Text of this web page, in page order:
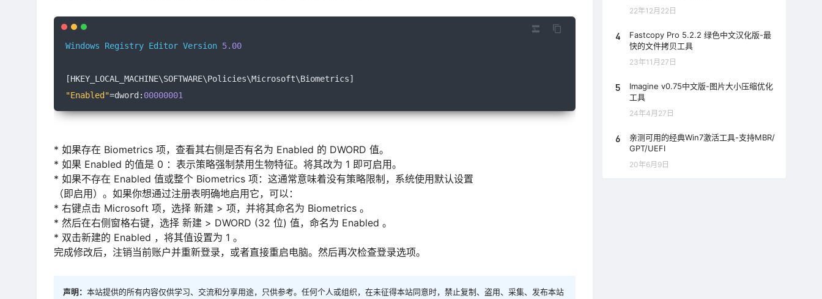
Windows Registry Editor Version 5.00
[HKEY_LOCAL_MACHINE\SOFTWARE\Policies\Microsoft\Biometrics]
"Enabled"=dword : 00000001
* 如果存在 Biometrics 项，查看其右侧是否有名为 Enabled 的 DWORD 值。
* 如果 Enabled 的值是 0 ：表⽰策略强制禁⽤⽣物特征。将其改为 1 即可启⽤。
* 如果不存在 Enabled 值或整个 Biometrics 项：这通常意味着没有策略限制，系统使⽤默认设置
（即启⽤）。如果你想通过注册表明确地启⽤它，可以：
* 右键点击 Microsoft 项，选择 新建 > 项，并将其命名为 Biometrics 。
* 然后在右侧窗格右键，选择 新建 > DWORD (32 位) 值，命名为 Enabled 。
* 双击新建的 Enabled ，将其值设置为 1 。
完成修改后，注销当前账⼾并重新登录，或者直接重启电脑。然后再次检查登录选项。
声明： 本站提供的所有内容仅供学习、交流和分享用途，只供参考。任何个人或组织，在未征得本站同意时，禁止复制、盗用、采集、发布本站
22年12月22日
4
Fastcopy Pro 5.2.2 绿色中文汉化版-最
快的文件拷贝工具
23年11月27日
5
Imagine v0.75中文版-图片大小压缩优化
工具
24年4月27日
6
亲测可用的经典Win7激活工具-支持MBR/
GPT/UEFI
20年6月9日